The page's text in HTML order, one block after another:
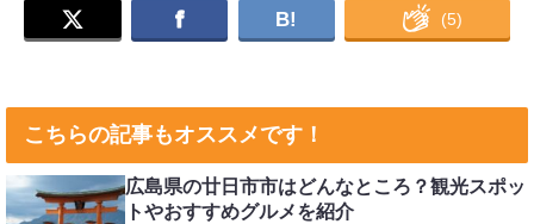
B! (5)
こちらの記事もオススメです！
広島県の廿日市市はどんなところ？観光スポッ
トやおすすめグルメを紹介